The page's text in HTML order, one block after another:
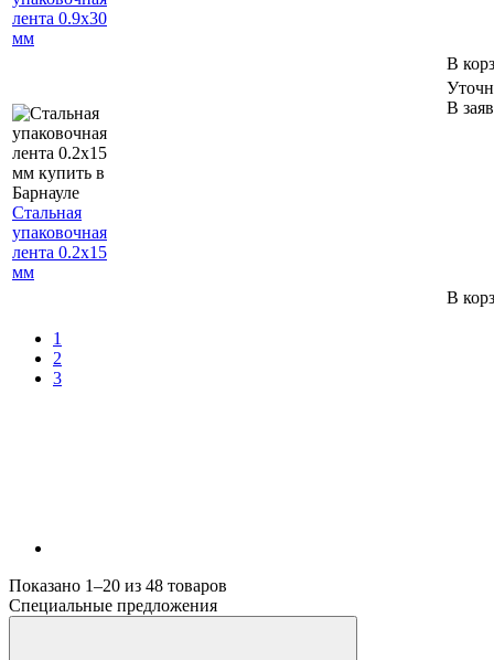
лента 0.9х30
мм
В
Стальная
упаковочная
лента 0.2х15
мм
В
В
1
2
3
Показано 1–20 из 48 товаров
Специальные предложения